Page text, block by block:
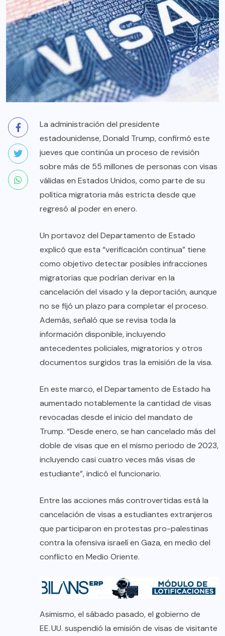
La administración del presidente
estadounidense, Donald Trump, confirmó este
jueves que continúa un proceso de revisión
sobre más de 55 millones de personas con visas
válidas en Estados Unidos, como parte de su
política migratoria más estricta desde que
regresó al poder en enero.
Un portavoz del Departamento de Estado
explicó que esta “verificación continua” tiene
como objetivo detectar posibles infracciones
migratorias que podrían derivar en la
cancelación del visado y la deportación, aunque
no se fijó un plazo para completar el proceso.
Además, señaló que se revisa toda la
información disponible, incluyendo
antecedentes policiales, migratorios y otros
documentos surgidos tras la emisión de la visa.
En este marco, el Departamento de Estado ha
aumentado notablemente la cantidad de visas
revocadas desde el inicio del mandato de
Trump. “Desde enero, se han cancelado más del
doble de visas que en el mismo periodo de 2023,
incluyendo casi cuatro veces más visas de
estudiante”, indicó el funcionario.
Entre las acciones más controvertidas está la
cancelación de visas a estudiantes extranjeros
que participaron en protestas pro-palestinas
contra la ofensiva israelí en Gaza, en medio del
conflicto en Medio Oriente.
Asimismo, el sábado pasado, el gobierno de
EE. UU. suspendió la emisión de visas de visitante